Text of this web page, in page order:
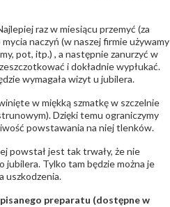
raz w miesiącu przemyć (za
naczyń (w naszej firmie używamy
pot, itp.) , a następnie zanurzyć w
i dokładnie wypłukać.
wymagała wizyt u jubilera.
w miękką szmatkę w szczelnie
Dzięki temu ograniczymy
powstawania na niej tlenków.
powstał jest tak trwały, że nie
jubilera. Tylko tam będzie można je
uszkodzenia.
preparatu (dostępne w